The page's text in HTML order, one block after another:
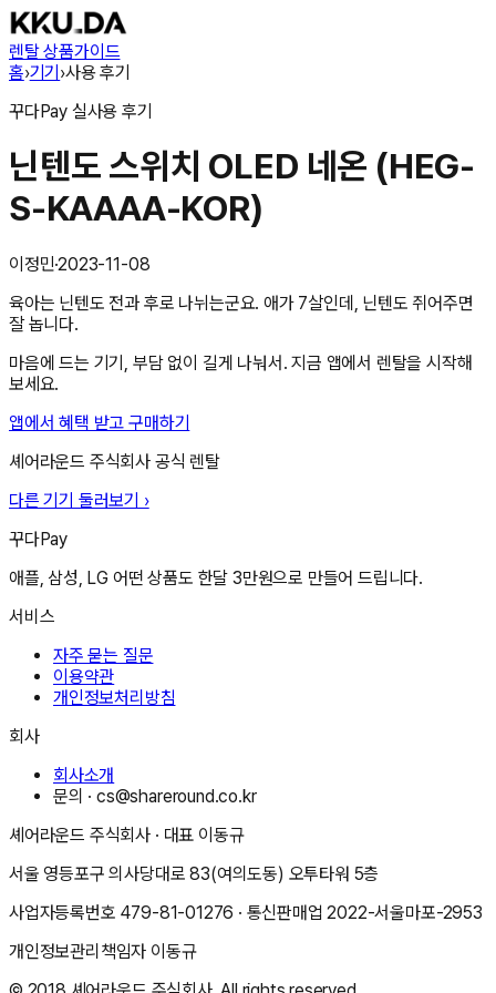
렌탈 상품가이드
홈›기기›사용 후기
꾸다Pay 실사용 후기
닌텐도 스위치 OLED 네온 (HEG-
S-KAAAA-KOR)
이정민·2023-11-08
육아는 닌텐도 전과 후로 나뉘는군요. 애가 7살인데, 닌텐도 쥐어주면
잘 놉니다.
마음에 드는 기기, 부담 없이 길게 나눠서. 지금 앱에서 렌탈을 시작해
보세요.
앱에서 혜택 받고 구매하기
셰어라운드 주식회사 공식 렌탈
다른 기기 둘러보기 ›
꾸다Pay
애플, 삼성, LG 어떤 상품도 한달 3만원으로 만들어 드립니다.
서비스
자주 묻는 질문
이용약관
개인정보처리방침
회사
회사소개
문의 ·cs@shareround.co.kr
셰어라운드 주식회사 · 대표 이동규
서울 영등포구 의사당대로 83(여의도동) 오투타워 5층
사업자등록번호 479-81-01276 · 통신판매업2022-서울마포-2953
개인정보관리책임자 이동규